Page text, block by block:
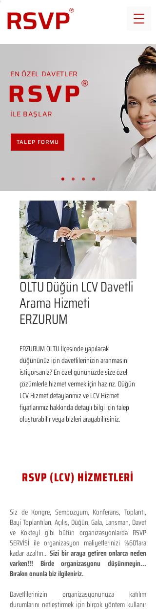
EN ÖZEL DAVETLER
RSVP
İLE BAŞLAR
TALEP FORMU
OLTU Düğün LCV Davetli
Arama Hizmeti
ERZURUM
ERZURUM OLTU İlçesinde yapılacak
düğününüz için davetlilerinizin aranmasını
istiyorsanız? En özel gününüzde size özel
çözümlerle hizmet vermek için hazırız. Düğün
LCV Hizmet detaylarımız ve LCV Hizmet
fiyatlarımız hakkında detaylı bilgi için talep
oluşturabilir veya bizleri arayabilirsiniz.
RSVP (LCV) HİZMETLERİ
Siz de Kongre, Sempozyum, Konferans, Toplantı,
Bayi Toplantıları, Açılış, Düğün, Gala, Lansman, Davet
ve Kokteyl gibi bütün organizasyonlarda RSVP
SERVİSİ ile organizasyon maliyetlerinizi %60'lara
kadar azaltın...Sizi bir araya getiren onlarca neden
varken!!! Birde organizasyonu düşünmeyin...
Bırakın onunla biz ilgileniriz.
Davetlilerinizin organizasyonunuza katılım
durumlarını netleştirmek için birçok yöntem kullanır